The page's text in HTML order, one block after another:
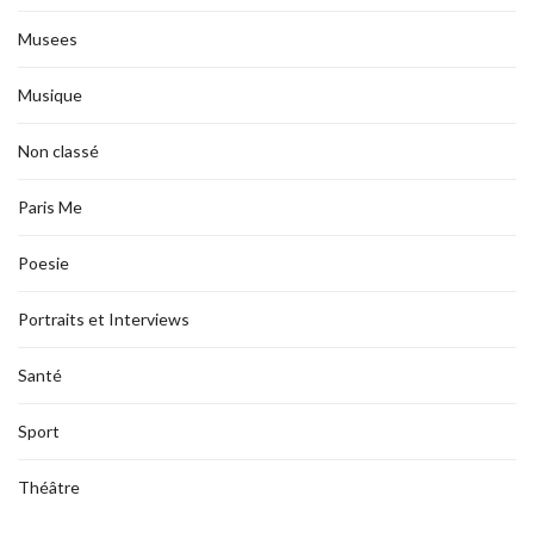
Musees
Musique
Non classé
Paris Me
Poesie
Portraits et Interviews
Santé
Sport
Théâtre